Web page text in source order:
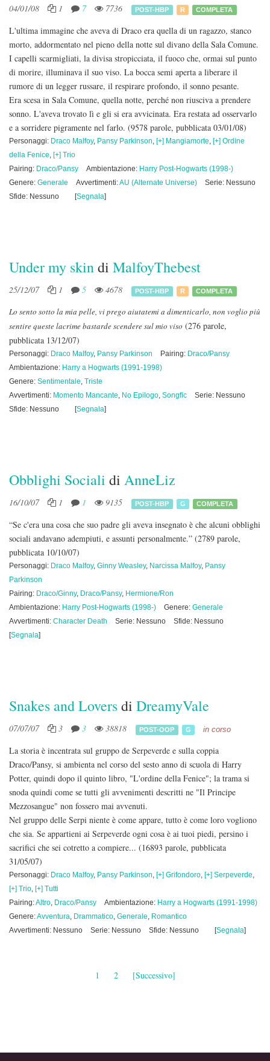
04/01/08 1 7 7736 POST-HBP R COMPLETA
L'ultima immagine che aveva di Draco era quella di un ragazzo, stanco
morto, addormentato nel pieno della notte sul divano della Sala Comune.
I capelli scarmigliati, la divisa stropicciata, il fuoco che, ormai sul punto
di morire, illuminava il suo viso. La bocca semi aperta a liberare il
rumore di un legger russare, il respirare profondo, il sonno pesante.
Era scesa in Sala Comune, quella notte, perché non riusciva a prendere
sonno. L'aveva trovato lì e gli si era avvicinata. Era restata ad osservarlo
e a sorridere pigramente nel farlo. (9578 parole, pubblicata 03/01/08)
Personaggi: Draco Malfoy, Pansy Parkinson, [+] Mangiamorte, [+] Ordine
della Fenice, [+] Trio
Pairing: Draco/Pansy Ambientazione: Harry Post-Hogwarts (1998-)
Genere: Generale Avvertimenti:AU (Alternate Universe)
Serie: Nessuno
Sfide: Nessuno
[Segnala]
Under my skindi MalfoyThebest
25/12/07 1 5 4678 POST-HBP R COMPLETA
Lo sento sotto la mia pelle, vi prego aiutatemi a dimenticarlo, non voglio più
sentire queste lacrime bastarde scendere sul mio viso (276 parole,
pubblicata 13/12/07)
Personaggi: Draco Malfoy, Pansy Parkinson Pairing: Draco/Pansy
Ambientazione: Harry a Hogwarts (1991-1998)
Genere: Sentimentale, Triste
Avvertimenti: Momento Mancante, No Epilogo, Songfic
Serie: Nessuno
Sfide: Nessuno
[Segnala]
Obblighi Sociali di AnneLiz
16/10/07 1 1 9135 POST-HBP G COMPLETA
“Se c'era una cosa che suo padre gli aveva insegnato è che alcuni obblighi
sociali andavano adempiuti, e assunti personalmente.” (2789 parole,
pubblicata 10/10/07)
Personaggi: Draco Malfoy, Ginny Weasley, Narcissa Malfoy, Pansy
Parkinson
Pairing: Draco/Ginny, Draco/Pansy, Hermione/Ron
Ambientazione: Harry Post-Hogwarts (1998-) Genere: Generale
Avvertimenti: Character Death Serie: Nessuno
Sfide: Nessuno
[Segnala]
Snakes and Loversdi DreamyVale
07/07/07 3 3 38818 POST-OOP G in corso
La storia è incentrata sul gruppo de Serpeverde e sulla coppia
Draco/Pansy, si ambienta nel corso del sesto anno di scuola di Harry
Potter, quindi dopo il quinto libro, "L'ordine della Fenice"; la trama si
snoda quindi come se tutti gli avvenimenti descritti ne "Il Principe
Mezzosangue" non fossero mai avvenuti.
Nel gruppo delle Serpi niente è come appare, tutto è come loro vogliono
che sia. Se appartieni ai Serpeverde ogni cosa è ai tuoi piedi, persino i
sacrifici che sei cotretto a compiere... (16893 parole, pubblicata
31/05/07)
Personaggi: Draco Malfoy, Pansy Parkinson, [+] Grifondoro, [+] Serpeverde,
[+] Trio, [+] Tutti
Pairing:Altro, Draco/Pansy Ambientazione: Harry a Hogwarts (1991-1998)
Genere:Avventura, Drammatico, Generale, Romantico
Avvertimenti: Nessuno
Serie: Nessuno Sfide: Nessuno [Segnala]
1 2 [Successivo]